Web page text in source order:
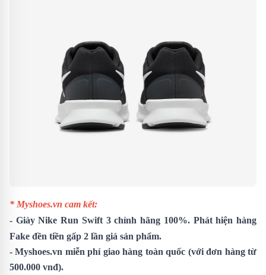
* Myshoes.vn cam kết:
- Giày Nike Run Swift 3chính hãng 100%. Phát hiện hàng
Fake đền tiền gấp 2 lần giá sản phẩm.
- Myshoes.vn miễn phí giao hàng toàn quốc (với đơn hàng từ
500.000 vnđ).